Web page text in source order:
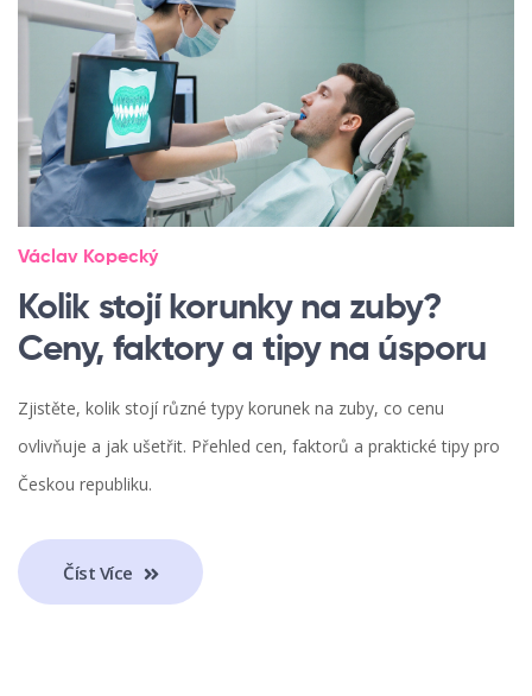
Václav Kopecký
Kolik stojí korunky na zuby?
Ceny, faktory a tipy na úsporu
Zjistěte, kolik stojí různé typy korunek na zuby, co cenu
ovlivňuje a jak ušetřit. Přehled cen, faktorů a praktické tipy pro
Českou republiku.
Číst Více